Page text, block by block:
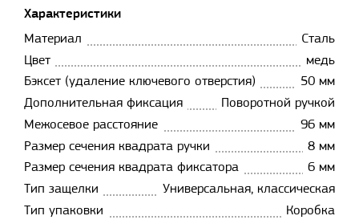
Характеристики
Материал
Сталь
Цвет
медь
Бэксет (удаление ключевого отверстия)
50 мм
Дополнительная фиксация
Поворотной ручкой
Межосевое расстояние
96 мм
Размер сечения квадрата ручки
8 мм
Размер сечения квадрата фиксатора
6 мм
Тип защелки
Универсальная, классическая
Тип упаковки
Коробка